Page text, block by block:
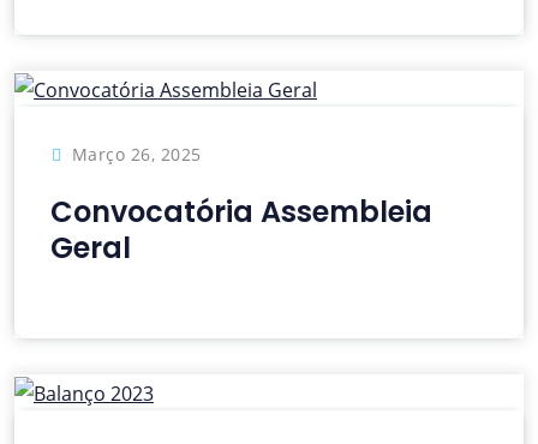
Março 26, 2025
Convocatória Assembleia
Geral